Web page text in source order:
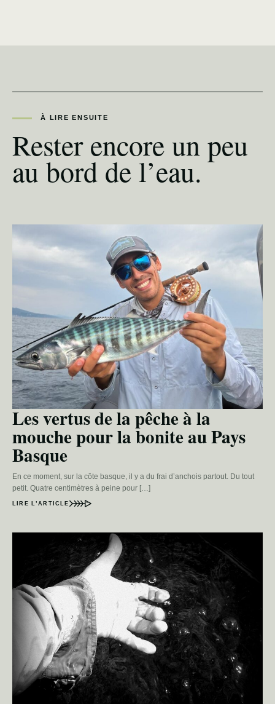
À LIRE ENSUITE
Rester encore un peu
au bord de l’eau.
Les vertus de la pêche à la
mouche pour la bonite au Pays
Basque
En ce moment, sur la côte basque, il y a du frai d’anchois partout. Du tout
petit. Quatre centimètres à peine pour […]
LIRE L’ARTICLE